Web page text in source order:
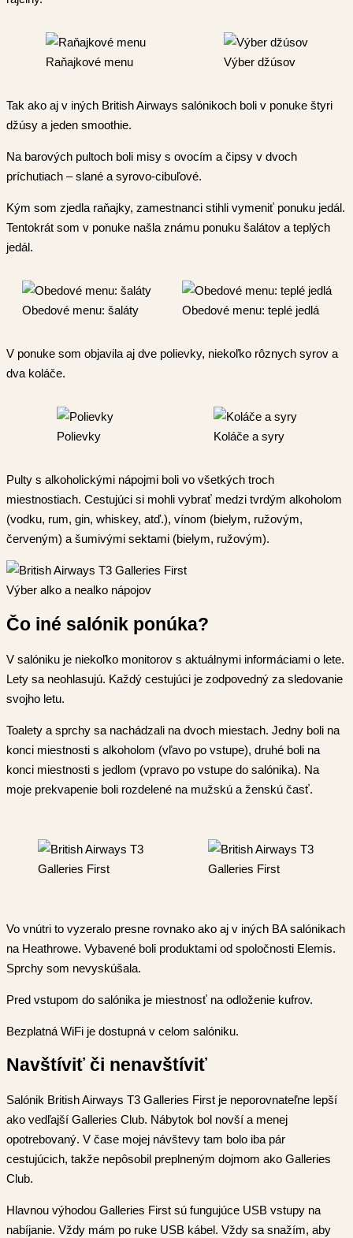
Raňajkové menu Výber džúsov
Tak ako aj v iných British Airways salónikoch boli v ponuke štyri
džúsy a jeden smoothie.
Na barových pultoch boli misy s ovocím a čipsy v dvoch
príchutiach – slané a syrovo-cibuľové.
Kým som zjedla raňajky, zamestnanci stihli vymeniť ponuku jedál.
Tentokrát som v ponuke našla známu ponuku šalátov a teplých
jedál.
Obedové menu: šaláty Obedové menu: teplé jedlá
V ponuke som objavila aj dve polievky, niekoľko rôznych syrov a
dva koláče.
Polievky Koláče a syry
Pulty s alkoholickými nápojmi boli vo všetkých troch
miestnostiach. Cestujúci si mohli vybrať medzi tvrdým alkoholom
(vodku, rum, gin, whiskey, atď.), vínom (bielym, ružovým,
červeným) a šumivými sektami (bielym, ružovým).
Výber alko a nealko nápojov
Čo iné salónik ponúka?
V salóniku je niekoľko monitorov s aktuálnymi informáciami o lete.
Lety sa neohlasujú. Každý cestujúci je zodpovedný za sledovanie
svojho letu.
Toalety a sprchy sa nachádzali na dvoch miestach. Jedny boli na
konci miestnosti s alkoholom (vľavo po vstupe), druhé boli na
konci miestnosti s jedlom (vpravo po vstupe do salónika). Na
moje prekvapenie boli rozdelené na mužskú a ženskú časť.
Vo vnútri to vyzeralo presne rovnako ako aj v iných BA salónikach
na Heathrowe. Vybavené boli produktami od spoločnosti Elemis.
Sprchy som nevyskúšala.
Pred vstupom do salónika je miestnosť na odloženie kufrov.
Bezplatná WiFi je dostupná v celom salóniku.
Navštíviť či nenavštíviť
Salónik British Airways T3 Galleries First je neporovnateľne lepší
ako vedľajší Galleries Club. Nábytok bol novší a menej
opotrebovaný. V čase mojej návštevy tam bolo iba pár
cestujúcich, takže nepôsobil preplneným dojmom ako Galleries
Club.
Hlavnou výhodou Galleries First sú fungujúce USB vstupy na
nabíjanie. Vždy mám po ruke USB kábel. Vždy sa snažím, aby